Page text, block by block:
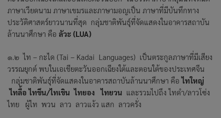
ภาษาเวียดนาม ภาษาเขมรและภาษามอญเป็น ภาษาที่มีบันทึกทาง
ประวัติศาสตร์ยาวนานที่สุด กลุ่มชาติพันธุ์ที่จัดแสดงในอาคารสถาบัน
ล้านนาศึกษา คือ ลัวะ (LUA)
๑.๒ ไท – กะได (Tai – Kadai Languages) เป็นตระกูลภาษาที่มีเสียง
วรรณยุกต์ พบในเอเชียตะวันออกเฉียงใต้และตอนใต้ของประเทศจีน
กลุ่มชาติพันธุ์ที่จัดแสดงในอาคารสถาบันล้านนาศึกษา คือไทใหญ่
ไทลื้อ ไทขึน/ไทเขิน ไทยอง ไทยวน และรวมไปถึง ไทดำ/ลาวโซ่ง
ไทย ผู้ไท พวน ลาว ลาวแง้ว แสก ลาวครั่ง